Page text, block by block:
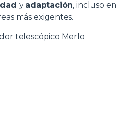
y adaptación, incluso en
más exigentes.
telescópico Merlo